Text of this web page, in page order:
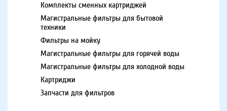
Комплекты сменных картриджей
Магистральные фильтры для бытовой
техники
Фильтры на мойку
Магистральные фильтры для горячей воды
Магистральные фильтры для холодной воды
Картриджи
Запчасти для фильтров